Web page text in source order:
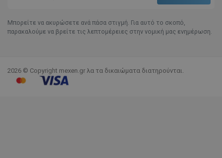
Μπορείτε να ακυρώσετε ανά πάσα στιγμή. Για αυτό το σκοπό,
παρακαλούμε να βρείτε τις λεπτομέρειες στην νομική μας ενημέρωση.
2026 © Copyright mexen.gr λα τα δικαιώματα διατηρούνται.